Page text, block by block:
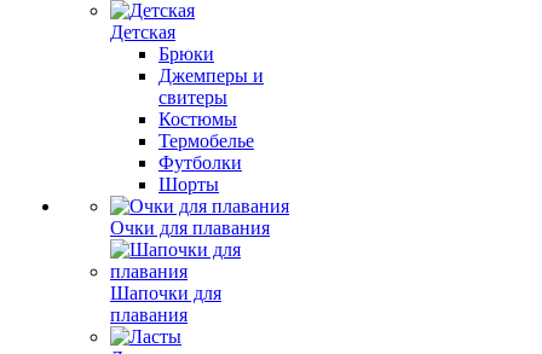
Детская
Брюки
Джемперы и
свитеры
Костюмы
Термобелье
Футболки
Шорты
Очки для плавания
Шапочки для
плавания